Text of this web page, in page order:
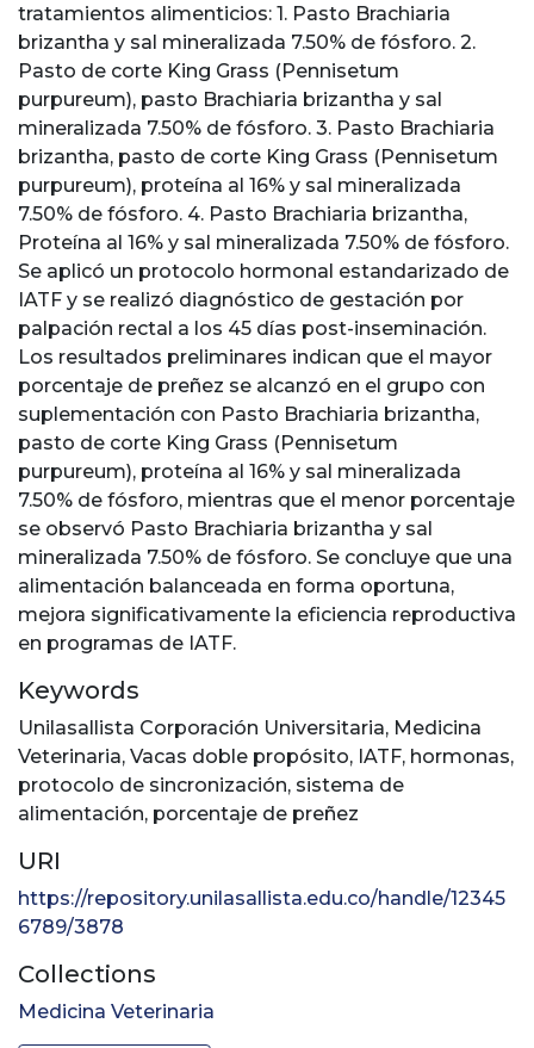
tratamientos alimenticios: 1. Pasto Brachiaria
brizantha y sal mineralizada 7.50% de fósforo. 2.
Pasto de corte King Grass (Pennisetum
purpureum), pasto Brachiaria brizantha y sal
mineralizada 7.50% de fósforo. 3. Pasto Brachiaria
brizantha, pasto de corte King Grass (Pennisetum
purpureum), proteína al 16% y sal mineralizada
7.50% de fósforo. 4. Pasto Brachiaria brizantha,
Proteína al 16% y sal mineralizada 7.50% de fósforo.
Se aplicó un protocolo hormonal estandarizado de
IATF y se realizó diagnóstico de gestación por
palpación rectal a los 45 días post-inseminación.
Los resultados preliminares indican que el mayor
porcentaje de preñez se alcanzó en el grupo con
suplementación con Pasto Brachiaria brizantha,
pasto de corte King Grass (Pennisetum
purpureum), proteína al 16% y sal mineralizada
7.50% de fósforo, mientras que el menor porcentaje
se observó Pasto Brachiaria brizantha y sal
mineralizada 7.50% de fósforo. Se concluye que una
alimentación balanceada en forma oportuna,
mejora significativamente la eficiencia reproductiva
en programas de IATF.
Keywords
Unilasallista Corporación Universitaria, Medicina
Veterinaria, Vacas doble propósito, IATF, hormonas,
protocolo de sincronización, sistema de
alimentación, porcentaje de preñez
URI
https://repository.unilasallista.edu.co/handle/12345
6789/3878
Collections
Medicina Veterinaria